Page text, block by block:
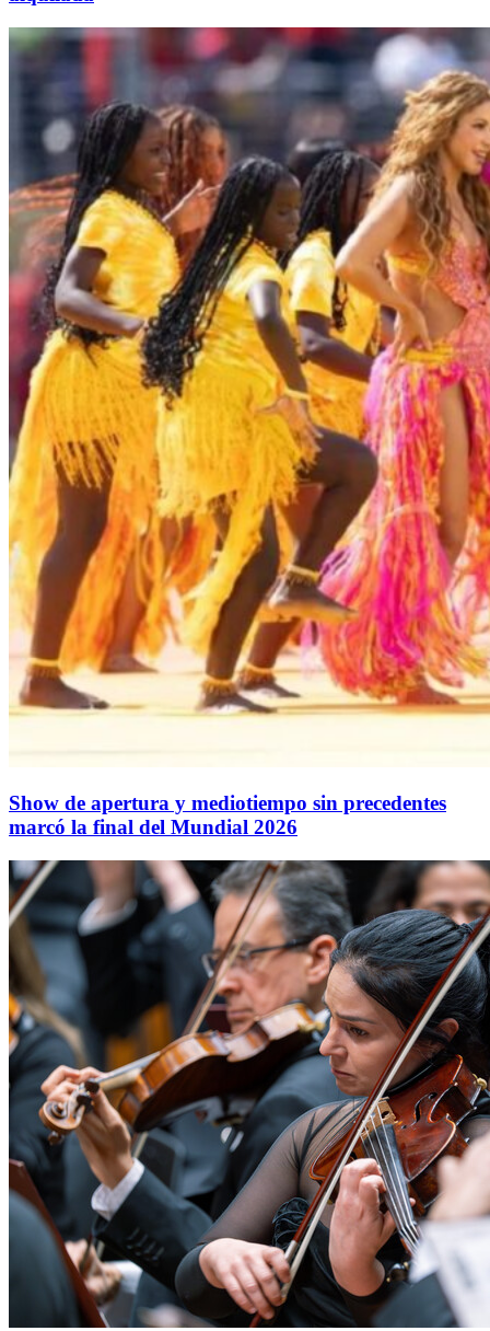
Show de apertura y mediotiempo sin precedentes
marcó la final del Mundial 2026